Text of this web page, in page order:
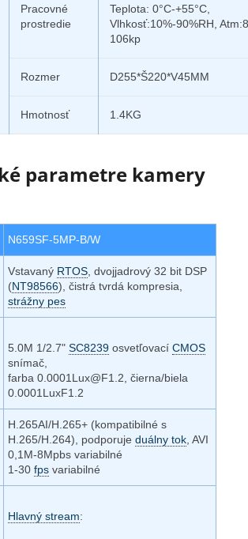
Pracovné
prostredie
Teplota: 0°C-+55°C,
Vlhkosť:10%-90%RH,
106kp
Rozmer D255*Š220*V45MM
Hmotnosť 1.4KG
parametre kamery
N659SF-5MP-B/W
Vstavaný RTOS, dvojjadrový 32 bit DSP
(NT98566), čistrá tvrdá kompresia,
strážny pes
5.0M 1/2.7" SC8239 osvetľovací CMOS
snímač,
farba 0.0001Lux@F1.2, čierna/biela
0.0001LuxF1.2
H.265AI/H.265+ (kompatibilné s
H.265/H.264), podporuje duálny tok, AVI
0,1M-8Mpbs variabilné
1-30 fps variabilné
Hlavný stream: